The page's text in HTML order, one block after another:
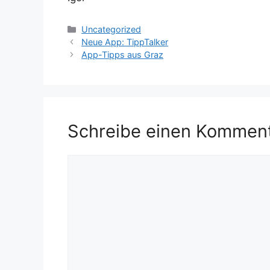
Kategorien
Uncategorized
Neue App: TippTalker
App-Tipps aus Graz
Schreibe einen